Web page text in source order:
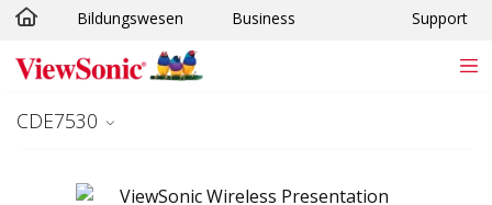
Skip to main content
Bildungswesen Business Support
CDE7530